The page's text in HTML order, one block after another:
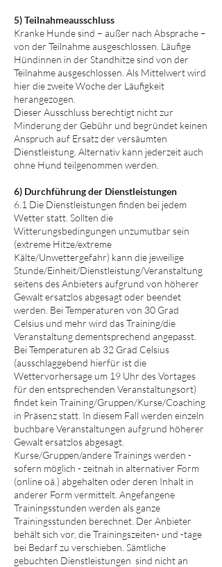
5) Teilnahmeausschluss
Kranke Hunde sind – außer nach Absprache –
von der Teilnahme ausgeschlossen. Läufige
Hündinnen in der Standhitze sind von der
Teilnahme ausgeschlossen. Als Mittelwert wird
hier die zweite Woche der Läufigkeit
herangezogen.
Dieser Ausschluss berechtigt nicht zur
Minderung der Gebühr und begründet keinen
Anspruch auf Ersatz der versäumten
Dienstleistung. Alternativ kann jederzeit auch
ohne Hund teilgenommen werden.
6) Durchführung der Dienstleistungen
6.1 Die Dienstleistungen finden bei jedem
Wetter statt. Sollten die
Witterungsbedingungen unzumutbar sein
(extreme Hitze/extreme
Kälte/Unwettergefahr) kann die jeweilige
Stunde/Einheit/Dienstleistung/Veranstaltung
seitens des Anbieters aufgrund von höherer
Gewalt ersatzlos abgesagt oder beendet
werden. Bei Temperaturen von 30 Grad
Celsius und mehr wird das Training/die
Veranstaltung dementsprechend angepasst.
Bei Temperaturen ab 32 Grad Celsius
(ausschlaggebend hierfür ist die
Wettervorhersage um 19 Uhr des Vortages
für den entsprechenden Veranstaltungsort)
findet kein Training/Gruppen/Kurse/Coaching
in Präsenz statt. In diesem Fall werden einzeln
buchbare Veranstaltungen aufgrund höherer
Gewalt ersatzlos abgesagt.
Kurse/Gruppen/andere Trainings werden -
sofern möglich - zeitnah in alternativer Form
(online oä.) abgehalten oder deren Inhalt in
anderer Form vermittelt. Angefangene
Trainingsstunden werden als ganze
Trainingsstunden berechnet. Der Anbieter
behält sich vor, die Trainingszeiten- und -tage
bei Bedarf zu verschieben. Sämtliche
gebuchten Dienstleistungen sind nicht an